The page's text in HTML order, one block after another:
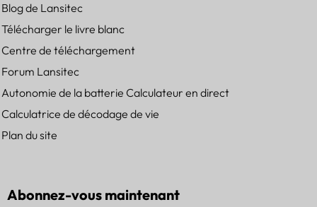
Blog de Lansitec
Télécharger le livre blanc
Centre de téléchargement
Forum Lansitec
Autonomie de la batterie Calculateur en direct
Calculatrice de décodage de vie
Plan du site
Abonnez-vous maintenant